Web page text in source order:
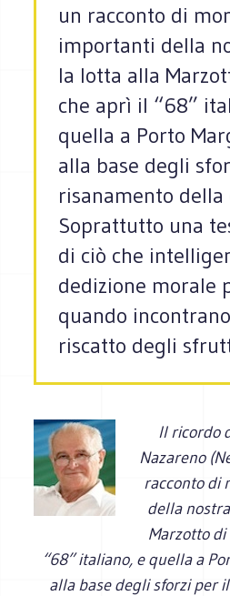
un racconto di
importanti della
la lotta alla
che aprì il “68”
quella a Porto
alla base degli
risanamento della
Soprattutto una
di ciò che
dedizione morale
quando
riscatto degli
Il ricordo
Nazareno
racconto di
della
Marzotto di
“68” italiano, e quella a
alla base degli sforzi per